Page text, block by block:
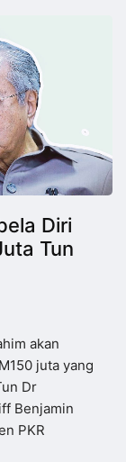
Diri
Tun
akan
juta yang
Dr
Benjamin
PKR